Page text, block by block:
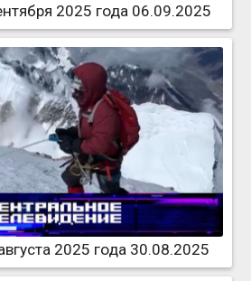
2025 года 06.09.2025
2025 года 30.08.2025